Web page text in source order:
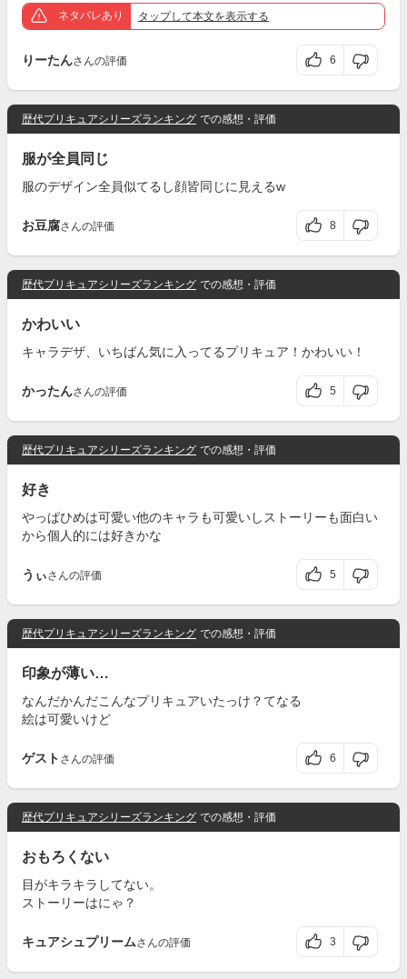
ネタバレあり タップして本文を表示する
りーたんさんの評価 6
歴代プリキュアシリーズランキング での感想・評価
服が全員同じ
服のデザイン全員似てるし顔皆同じに見えるw
お豆腐さんの評価 8
歴代プリキュアシリーズランキング での感想・評価
かわいい
キャラデザ、いちばん気に入ってるプリキュア！かわいい！
かったんさんの評価 5
歴代プリキュアシリーズランキング での感想・評価
好き
やっぱひめは可愛い他のキャラも可愛いしストーリーも面白い
から個人的には好きかな
うぃさんの評価 5
歴代プリキュアシリーズランキング での感想・評価
印象が薄い…
なんだかんだこんなプリキュアいたっけ？てなる
絵は可愛いけど
ゲスト さんの評価 6
歴代プリキュアシリーズランキング での感想・評価
おもろくない
目がキラキラしてない。
ストーリーはにゃ？
キュアシュプリームさんの評価 3